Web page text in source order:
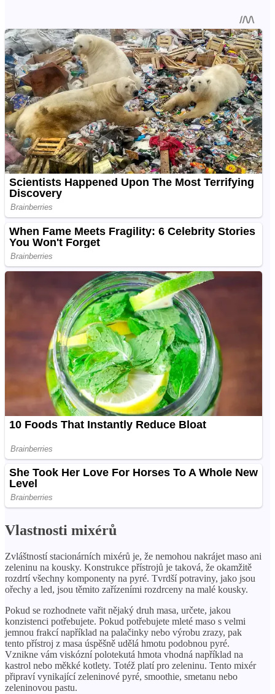
Vlastnosti mixérů
Zvláštností stacionárních mixérů je, že nemohou nakrájet maso ani
zeleninu na kousky. Konstrukce přístrojů je taková, že okamžitě
rozdrtí všechny komponenty na pyré. Tvrdší potraviny, jako jsou
ořechy a led, jsou těmito zařízeními rozdrceny na malé kousky.
Pokud se rozhodnete vařit nějaký druh masa, určete, jakou
konzistenci potřebujete. Pokud potřebujete mleté ​​maso s velmi
jemnou frakcí například na palačinky nebo výrobu zrazy, pak
tento přístroj z masa úspěšně udělá hmotu podobnou pyré.
Vznikne vám viskózní polotekutá hmota vhodná například na
kastrol nebo měkké kotlety. Totéž platí pro zeleninu. Tento mixér
připraví vynikající zeleninové pyré, smoothie, smetanu nebo
zeleninovou pastu.